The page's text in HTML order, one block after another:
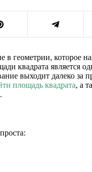
геометрии, которое
квадрата является
выходит далеко за
площадь квадрата, а